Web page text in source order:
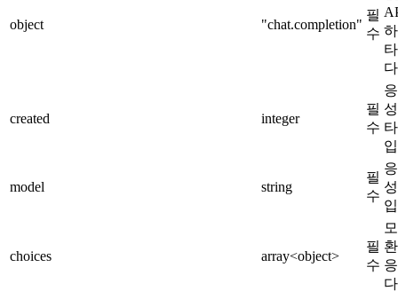
object "chat.completion"
필
수
created integer
필
수
model string
필
수
choices array<object>
필
수